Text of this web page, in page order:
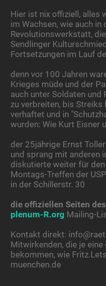
Hier ist nix offiziell, alles
im Wachsen, wie auch in
Revolutionswerkstatt,
Sendlinger
Fortsetzungen im Lauf
denn vor 100 Jahren
Krieges müde und der
auch unter Soldaten und
zu verbreiten, bis Streiks
verhaftet und in
wurden: Wie Kurt Eisner
der 25jährige Ernst
und sprang mit anderen
diskutierte weiter für den
Montags-Treffen der
in der Schillerstr. 30
die offiziellen Seiten
plenum-R.org Mailing-
Kontakt direkt:
Mitwirkenden, die je
bekommen, wie
muenchen.de